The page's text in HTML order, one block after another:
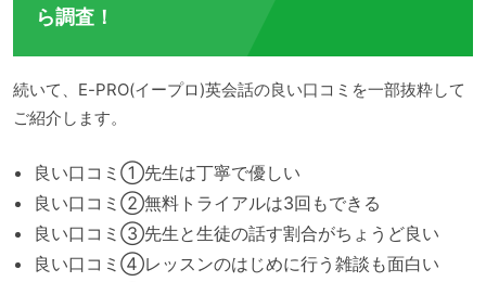
ら調査！
続いて、E-PRO(イープロ)英会話の良い口コミを一部抜粋して
ご紹介します。
良い口コミ①先生は丁寧で優しい
良い口コミ②無料トライアルは3回もできる
良い口コミ③先生と生徒の話す割合がちょうど良い
良い口コミ④レッスンのはじめに行う雑談も面白い